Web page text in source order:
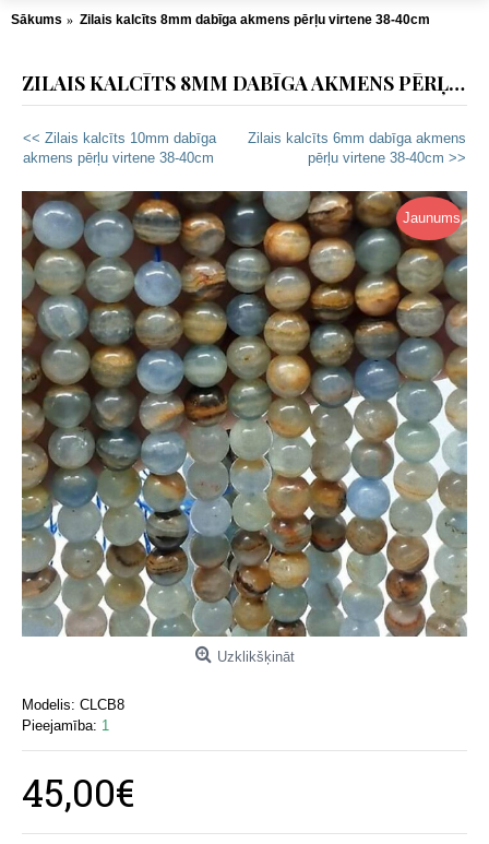
Sākums Zilais kalcīts 8mm dabīga akmens pērļu virtene 38-40cm
ZILAIS KALCĪTS 8MM DABĪGA AKMENS PĒRĻU VIRTENE 38-40CM
<< Zilais kalcīts 10mm dabīga
akmens pērļu virtene 38-40cm
Zilais kalcīts 6mm dabīga akmens
pērļu virtene 38-40cm >>
Jaunums
Uzklikšķināt
Modelis: CLCB8
Pieejamība: 1
45,00€